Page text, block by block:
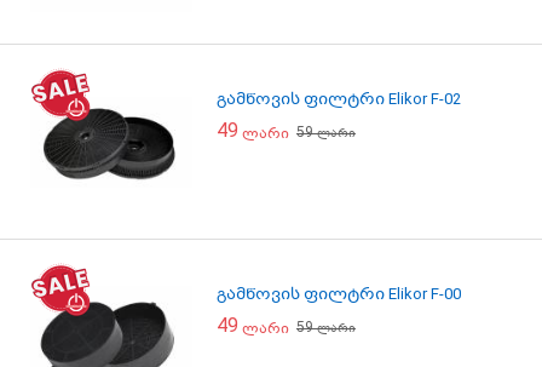
გამწოვის ფილტრი Elikor F-02
49 ლარი 59ლარი
გამწოვის ფილტრი Elikor F-00
49 ლარი 59ლარი